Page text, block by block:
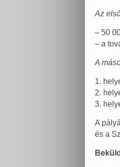
Az
– 50
– a
A
1.
2.
3.
A
és a